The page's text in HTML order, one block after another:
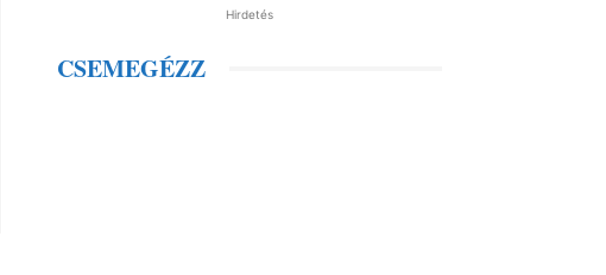
Hirdetés
CSEMEGÉZZ